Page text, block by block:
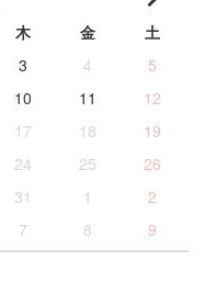
木 金
土
3 4
5
10 11
12
17 18
19
24 25
26
31 1
2
7 8 9